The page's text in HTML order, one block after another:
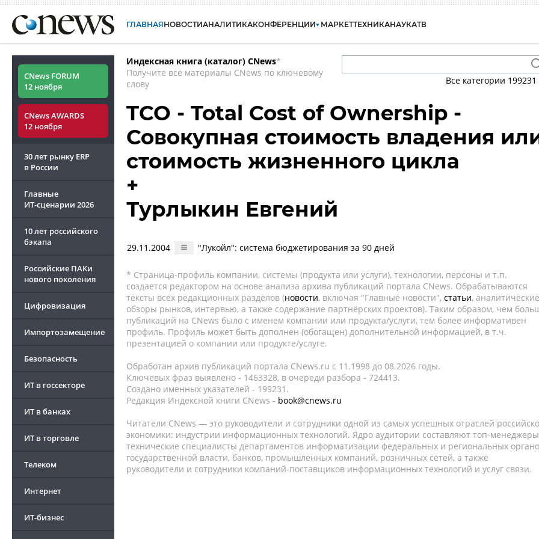
ГЛАВНАЯНОВОСТИАНАЛИТИКАКОНФЕРЕНЦИИ МАРКЕТТЕХНИКАНАУКАТВ
CNews FORUM
12 ноября
CNews AWARDS
12 ноября
30 лет рынку ERP
в России
Главные
ИТ-сценарии 2026
10 лет российского
бэкапа
Российские ПАКи
нового поколения
Цифровизация
Импортозамещение
Безопасность
ИТ в госсекторе
ИТ в банках
ИТ в торговле
Телеком
Интернет
ИТ-бизнес
Индексная книга (каталог) CNews*
Получите все материалы CNews по ключевому
слову
Все категории 199231
TCO - Total Cost of Ownership -
Совокупная стоимость владения
стоимость жизненного цикла
+
Турлыкин Евгений
29.11.2004 "Лукойл": система бюджетирования за 90 дней
* Страница-профиль компании, системы (продукта или услуги), технологии, персоны и т.п.
создается редактором на основе анализа архива публикаций портала CNews. Обрабатываются
тексты всех редакционных разделов (новости, включая "Главные новости", статьи, аналитические
обзоры рынков, интервью, а также содержание партнёрских проектов). Таким образом, чем
публикаций на CNews было с именем компании или продукта/услуги, тем более информативен
профиль. Профиль может быть дополнен (обогащен) дополнительной информацией, в т.ч.
презентацией о компании или продукте/услуге.
Обработан архив публикаций портала CNews.ru c 11.1998 до 08.2026 годы.
Ключевых фраз выявлено - 1463328, в очереди разбора - 724413.
Создано именных указателей - 199231.
Редакция Индексной книги CNews - book@cnews.ru
Читатели CNews — это руководители и сотрудники одной из самых успешных отраслей
экономики: индустрии информационных технологий. Ядро аудитории составляют топ-
технические специалисты департаментов информатизации федеральных и региональных
государственной власти, банков, промышленных компаний, розничных сетей, а также
руководители и сотрудники компаний-поставщиков информационных технологий и услуг связи.